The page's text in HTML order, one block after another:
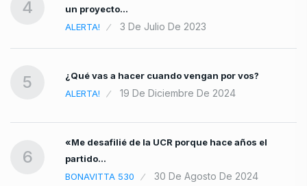
4
un proyecto…
ALERTA!
3 De Julio De 2023
5
¿Qué vas a hacer cuando vengan por vos?
ALERTA!
19 De Diciembre De 2024
6
«Me desafilié de la UCR porque hace años el
partido…
BONAVITTA 530
30 De Agosto De 2024